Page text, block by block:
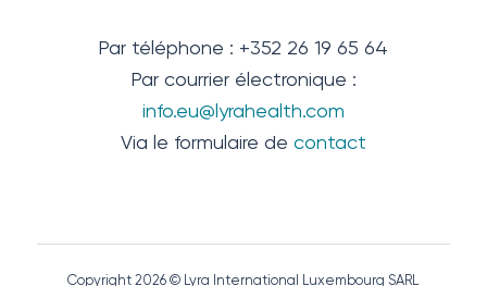
Par téléphone : +352 26 19 65 64
Par courrier électronique :
info.eu@lyrahealth.com
Via le formulaire de contact
Copyright 2026 © Lyra International Luxembourg SARL